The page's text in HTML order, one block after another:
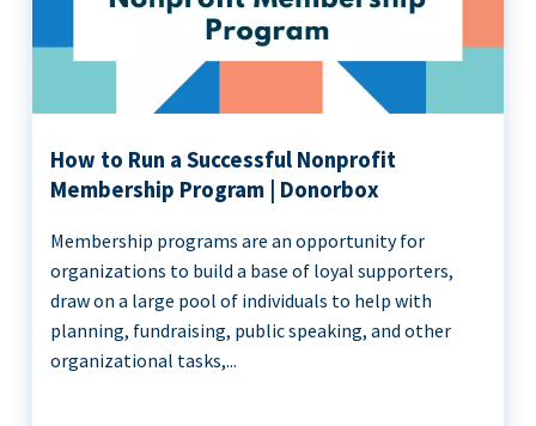
How to Run a Successful Nonprofit
Membership Program | Donorbox
Membership programs are an opportunity for
organizations to build a base of loyal supporters,
draw on a large pool of individuals to help with
planning, fundraising, public speaking, and other
organizational tasks,...